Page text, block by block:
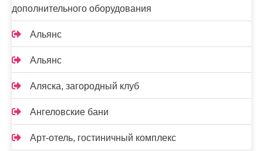
дополнительного оборудования
Альянс
Альянс
Аляска, загородный клуб
Ангеловские бани
Арт-отель, гостиничный комплекс